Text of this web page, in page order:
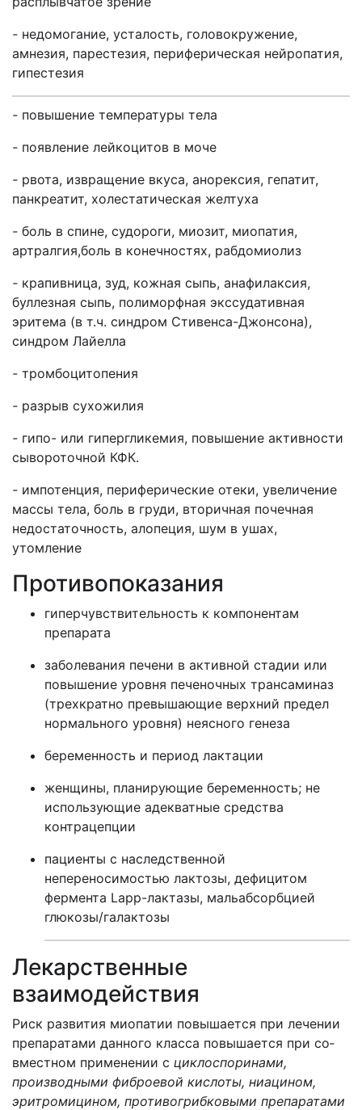
- недомогание, усталость, головокружение,
амнезия, паре­стезия, периферическая нейропатия,
гипестезия
- повышение температуры тела
- появление лейкоцитов в моче
- рвота, извращение вкуса, анорексия, гепатит,
панкреатит, холестатическая желтуха
- боль в спине, судороги, миозит, миопатия,
артралгия,боль в конечностях, рабдомиолиз
- крапивница, зуд, кожная сыпь, анафилаксия,
буллезная сыпь, полиморфная экссудативная
эритема (в т.ч. синдром Стивенса-Джонсона),
синдром Лайелла
- тромбоцитопения
- разрыв сухожилия
- гипо- или гипергликемия, повышение активности
сывороточной КФК.
- импотенция, периферические отеки, увеличение
массы тела, боль в груди, вторичная почечная
недостаточность, алопеция, шум в ушах,
утомление
Противопоказания
гиперчувствительность к компонентам
препарата
заболевания печени в активной стадии или
повышение уровня печеночных трансаминаз
(трехкратно превышающие верхний предел
нормального уровня) неясного генеза
беременность и период лактации
женщины, планирующие беременность; не
исполь­зующие адекватные средства
контрацепции
пациенты с наследственной
непереносимостью лактозы, дефицитом
фермента Lapp-лактазы, мальабсорбцией
глюкозы/галактозы
Лекарственные
взаимодействия
Риск развития миопатии повышается при лечении
препаратами данного класса повышается при со­
вместном применении с циклоспоринами,
производными фиброевой кислоты, ниацином,
эритромицином, противогрибковыми препаратами